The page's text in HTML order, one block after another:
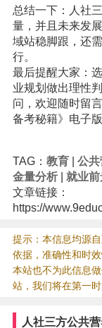
总结一下：人社
量，并且未来发
域站稳脚跟，还
行。
最后提醒大家：
业规划做出理性
问，欢迎随时留
备考秘籍》电子
TAG： 教育| 公
金量分析| 就业前
文章链接：
https://
提示：本信息均源
依据，准确性和时
本站也不为此信息
站，我们将在第一
人社三方公共